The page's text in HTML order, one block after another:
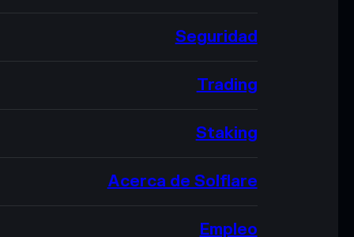
Seguridad
Trading
Staking
Acerca de Solflare
Empleo